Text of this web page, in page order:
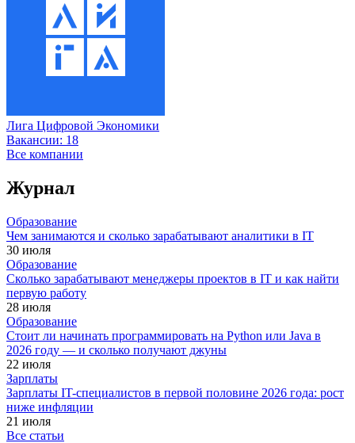
Лига Цифровой Экономики
Вакансии: 18
Все компании
Журнал
Образование
Чем занимаются и сколько зарабатывают аналитики в IT
30 июля
Образование
Сколько зарабатывают менеджеры проектов в IT и как найти
первую работу
28 июля
Образование
Стоит ли начинать программировать на Python или Java в
2026 году — и сколько получают джуны
22 июля
Зарплаты
Зарплаты IT-специалистов в первой половине 2026 года: рост
ниже инфляции
21 июля
Все статьи